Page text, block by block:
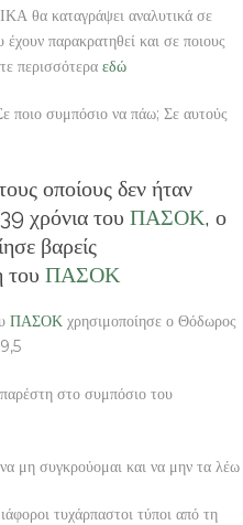
θα καταγράψει αναλυτικά σε
παρακρατηθεί και σε ποιους
περισσότερα εδώ
συμπόσιο να πάω; Σε αυτούς
οποίους δεν ήταν
χρόνια του ΠΑΣΟΚ, ο
βαρείς
του ΠΑΣΟΚ
ΠΑΣΟΚ χρησιμοποίησε ο Θόδωρος
στο συμπόσιο του
μη συγκρούομαι και να μην τα λέω
τυχάρπαστοι τύποι από τη